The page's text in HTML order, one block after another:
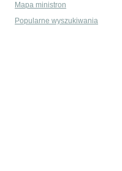
Mapa ministron
Popularne wyszukiwania